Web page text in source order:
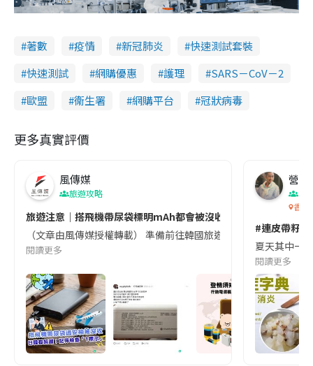
著數 疫情 新冠肺炎
快速測試套裝
快速測試
網購優惠 護理
SARS－CoV－2
歐盟
衞生署 網購平台 冠狀病毒
更多真實評價
風傳媒
旅遊攻略
旅遊注意｜搭飛機帶尿袋標明mAh都會被沒收😱出發前切記檢查
（文章由風傳媒授權轉載） 準備前往韓國旅遊的民眾，近期要
閱讀更多
營養
香港
#連皮帶籽
夏天其中一
閱讀更多